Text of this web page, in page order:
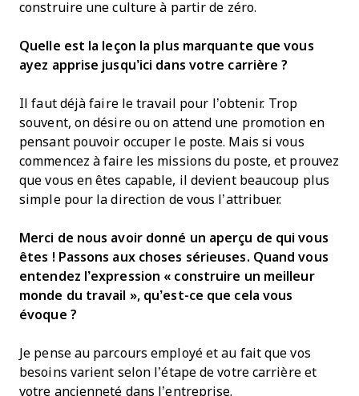
construire une culture à partir de zéro.
Quelle est la leçon la plus marquante que vous
ayez apprise jusqu’ici dans votre carrière ?
Il faut déjà faire le travail pour l’obtenir. Trop
souvent, on désire ou on attend une promotion en
pensant pouvoir occuper le poste. Mais si vous
commencez à faire les missions du poste, et prouvez
que vous en êtes capable, il devient beaucoup plus
simple pour la direction de vous l’attribuer.
Merci de nous avoir donné un aperçu de qui vous
êtes ! Passons aux choses sérieuses. Quand vous
entendez l’expression « construire un meilleur
monde du travail », qu’est-ce que cela vous
évoque ?
Je pense au parcours employé et au fait que vos
besoins varient selon l’étape de votre carrière et
votre ancienneté dans l’entreprise.